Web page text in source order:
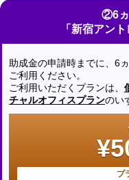
②6ヵ
「新宿アン
助成金の申請時までに、6
ご利用ください。
ご利用いただくプランは、
チャルオフィスプランのい
プ